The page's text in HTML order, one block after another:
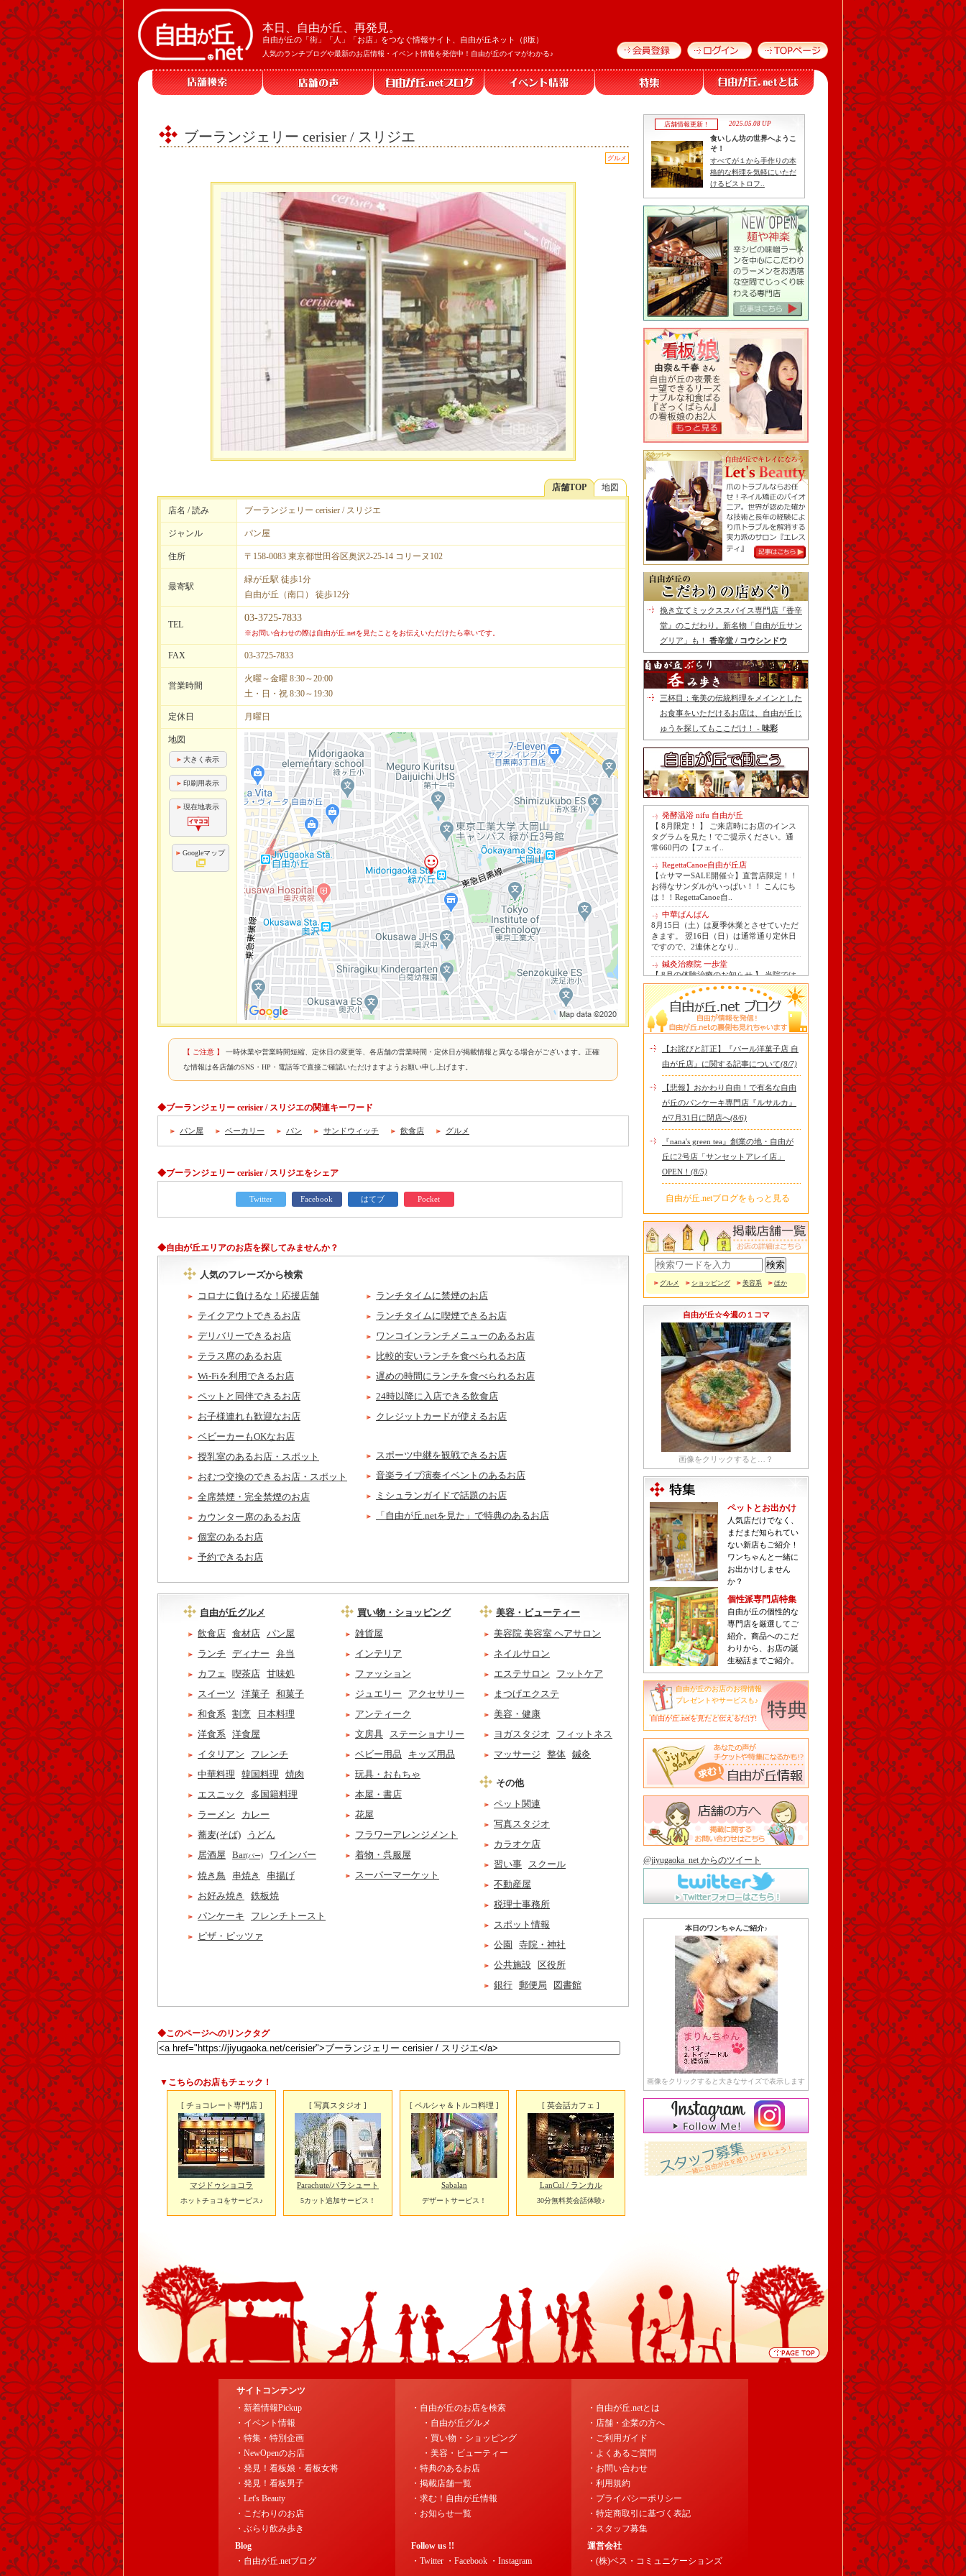
本日、自由が丘、再発見。
自由が丘の「街」「人」「お店」をつなぐ情報サイト、自由が丘ネット（β版）
人気のランチブログや最新のお店情報・イベント情報を発信中！自由が丘のイマがわかる♪
ブーランジェリー cerisier / スリジエ
グルメ
地図
店舗TOP
店名 / 読み ブーランジェリー cerisier / スリジエ
ジャンル パン屋
住所 〒158-0083 東京都世田谷区奥沢2-25-14 コリーヌ102
最寄駅
緑が丘駅 徒歩1分
自由が丘（南口） 徒歩12分
TEL
03-3725-7833
※お問い合わせの際は自由が丘.netを見たことをお伝えいただけたら幸いです。
FAX 03-3725-7833
営業時間
火曜～金曜 8:30～20:00
土・日・祝 8:30～19:30
定休日 月曜日
地図
大きく表示
印刷用表示
現在地表示
Googleマップ
【 ご注意 】
一時休業や営業時間短縮、定休日の変更等、各店舗の営業時間・定休日が掲載情報と異なる場合がございます。正確
な情報は各店舗のSNS・HP・電話等で直接ご確認いただけますようお願い申し上げます。
◆ブーランジェリー cerisier / スリジエの関連キーワード
パン屋 ベーカリー パン サンドウィッチ 飲食店 グルメ
◆ブーランジェリー cerisier / スリジエをシェア
Twitter Facebook はてブ Pocket
◆自由が丘エリアのお店を探してみませんか？
人気のフレーズから検索
コロナに負けるな！応援店舗
テイクアウトできるお店
デリバリーできるお店
テラス席のあるお店
Wi-Fiを利用できるお店
ペットと同伴できるお店
お子様連れも歓迎なお店
ベビーカーもOKなお店
授乳室のあるお店・スポット
おむつ交換のできるお店・スポット
全席禁煙・完全禁煙のお店
カウンター席のあるお店
個室のあるお店
予約できるお店
ランチタイムに禁煙のお店
ランチタイムに喫煙できるお店
ワンコインランチメニューのあるお店
比較的安いランチを食べられるお店
遅めの時間にランチを食べられるお店
24時以降に入店できる飲食店
クレジットカードが使えるお店
スポーツ中継を観戦できるお店
音楽ライブ演奏イベントのあるお店
ミシュランガイドで話題のお店
「自由が丘.netを見た」で特典のあるお店
自由が丘グルメ
飲食店 食材店 パン屋
ランチ
ディナー
弁当
カフェ
喫茶店 甘味処
スイーツ
洋菓子 和菓子
和食系 割烹
日本料理
洋食系 洋食屋
イタリアン
フレンチ
中華料理
韓国料理
焼肉
エスニック
多国籍料理
ラーメン
カレー
蕎麦(そば)
うどん
居酒屋
Bar(バー)
ワインバー
焼き鳥
串焼き
串揚げ
お好み焼き
鉄板焼
パンケーキ
フレンチトースト
ピザ・ピッツァ
買い物・ショッピング
雑貨屋
インテリア
ファッション
ジュエリー
アクセサリー
アンティーク
文房具
ステーショナリー
ベビー用品
キッズ用品
玩具・おもちゃ
本屋・書店
花屋
フラワーアレンジメント
着物・呉服屋
スーパーマーケット
美容・ビューティー
美容院 美容室 ヘアサロン
ネイルサロン
エステサロン
フットケア
まつげエクステ
美容・健康
ヨガスタジオ
フィットネス
マッサージ
整体 鍼灸
その他
ペット関連
写真スタジオ
カラオケ店
習い事
スクール
不動産屋
税理士事務所
スポット情報
公園
寺院・神社
公共施設
区役所
銀行 郵便局 図書館
◆このページへのリンクタグ
▼こちらのお店もチェック！
[ チョコレート専門店 ]
マジドゥショコラ
ホットチョコをサービス♪
[ 写真スタジオ ]
Parachute/パラシュート
5カット追加サービス！
[ ペルシャ＆トルコ料理 ]
Sabalan
デザートサービス！
[ 英会話カフェ ]
LanCul / ランカル
30分無料英会話体験♪
店舗情報更新！ 2025.05.08 UP
食いしん坊の世界へようこ
そ！
すべてが１から手作りの本
格的な料理を気軽にいただ
けるビストロフ..
挽き立てミックススパイス専門店『香辛
堂』のこだわり。新名物「自由が丘サン
グリア」も！ 香辛堂 / コウシンドウ
三杯目：奄美の伝統料理をメインとした
お食事をいただけるお店は、自由が丘じ
ゅうを探してもここだけ！ - 味彩
発酵温浴 nifu 自由が丘
【 8月限定！ 】 ご来店時にお店のインス
タグラムを見た！でご提示ください。通
常660円の【フェイ..
RegettaCanoe自由が丘店
【☆サマーSALE開催☆】直営店限定！！
お得なサンダルがいっぱい！！ こんにち
は！！RegettaCanoe自..
中華ばんばん
8月15日（土）は夏季休業とさせていただ
きます。 翌16日（日）は通常通り定休日
ですので、2連休となり..
鍼灸治療院 一歩堂
【 8月の体験治療のお知らせ 】 当院では
毎月第1月曜日を体験dayとし、当院の施
術をお得に体験し..
Le Monde Gourmand
今年も南アルプス @sachiblueberryfarm か
ら美味しいブルーベリーが😋
https://www.instagram.com/sachi..
tomoru
土曜日限定ランチセット(12:00〜15:00)は
じまりました！※数量限定その日のおす
cheese & booze ost
【 平日限定ランチメニュー 】 ワンプレー
色々付くようにな..
京都九条ねぎ焼き専門店 ねぎ家 -時代
家 旬-
【ランチ限定】鉄板炙りホルモン丼🔥本
日も大人気！香ばしく炙った新鮮ホルモ
ンに、濃厚な京都味噌だれ..
冷え性改善協会 ICITO
【 よもぎ蒸しやリラクゼーション専門の
顧問契約 】 冷え性改善協会は、小規模の
エステサロン、リ..
【お詫びと訂正】『パール洋菓子店 自
由が丘店』に関する記事について(8/7)
【悲報】おかわり自由！で有名な自由
が丘のパンケーキ専門店『ルサルカ』
が7月31日に閉店へ(8/6)
『nana's green tea』創業の地・自由が
丘に2号店「サンセットアレイ店」
OPEN！ (8/5)
自由が丘.netブログをもっと見る
グルメ ショッピング 美容系 ほか
自由が丘☆今週の１コマ
画像をクリックすると…？
ペットとお出かけ
人気店だけでなく、
まだまだ知られてい
ない新店もご紹介！
ワンちゃんと一緒に
お出かけしません
か？
個性派専門店特集
自由が丘の個性的な
専門店を厳選してご
紹介。商品へのこだ
わりから、お店の誕
生秘話までご紹介。
自由が丘のお店のお得情報
プレゼントやサービスも♪
自由が丘.netを見たと伝えるだけ!
@jiyugaoka_net からのツイート
本日のワンちゃんご紹介♪
画像をクリックすると大きなサイズで表示します
サイトコンテンツ
・新着情報Pickup
・イベント情報
・特集・特別企画
・NewOpenのお店
・発見！看板娘・看板女将
・発見！看板男子
・Let's Beauty
・こだわりのお店
・ぶらり飲み歩き
Blog
・自由が丘.netブログ
・自由が丘のお店を検索
・自由が丘グルメ
・買い物・ショッピング
・美容・ビューティー
・特典のあるお店
・掲載店舗一覧
・求む！自由が丘情報
・お知らせ一覧
Follow us !!
・Twitter
・Facebook ・Instagram
・自由が丘.netとは
・店舗・企業の方へ
・ご利用ガイド
・よくあるご質問
・お問い合わせ
・利用規約
・プライバシーポリシー
・特定商取引に基づく表記
・スタッフ募集
運営会社
・(株)ベス・コミュニケーションズ